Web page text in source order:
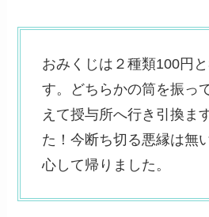
おみくじは２種類100円
す。どちらかの筒を振っ
えて授与所へ行き引換ま
た！今断ち切る悪縁は無
心して帰りました。